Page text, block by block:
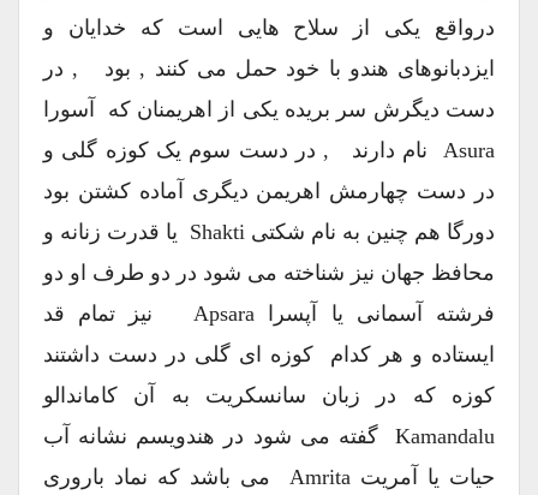
درواقع یکی از سلاح هایی است که خدایان و
ایزدبانوهای هندو با خود حمل می کنند , بود , در
دست دیگرش سر بریده یکی از اهریمنان که آسورا
Asura نام دارند , در دست سوم یک کوزه گلی و
در دست چهارمش اهریمن دیگری آماده کشتن بود
دورگا هم چنین به نام شکتی Shakti یا قدرت زنانه و
محافظ جهان نیز شناخته می شود در دو طرف او دو
فرشته آسمانی یا آپسرا Apsara نیز تمام قد
ایستاده و هر کدام کوزه ای گلی در دست داشتند
کوزه که در زبان سانسکریت به آن کاماندالو
Kamandalu گفته می شود در هندویسم نشانه آب
حیات یا آمریت Amrita می باشد که نماد باروری